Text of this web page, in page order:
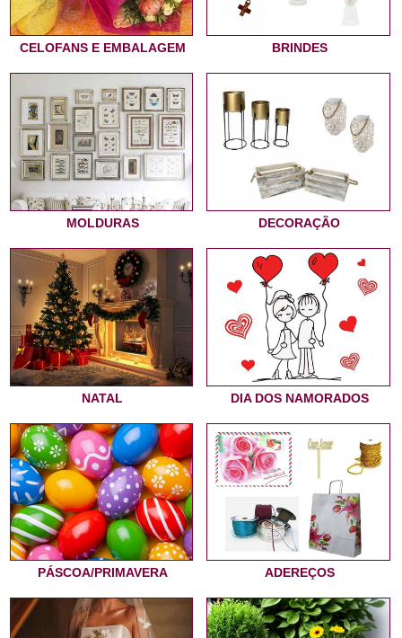
CELOFANS E EMBALAGEM BRINDES
MOLDURAS DECORAÇÃO
NATAL DIA DOS NAMORADOS
PÁSCOA/PRIMAVERA ADEREÇOS